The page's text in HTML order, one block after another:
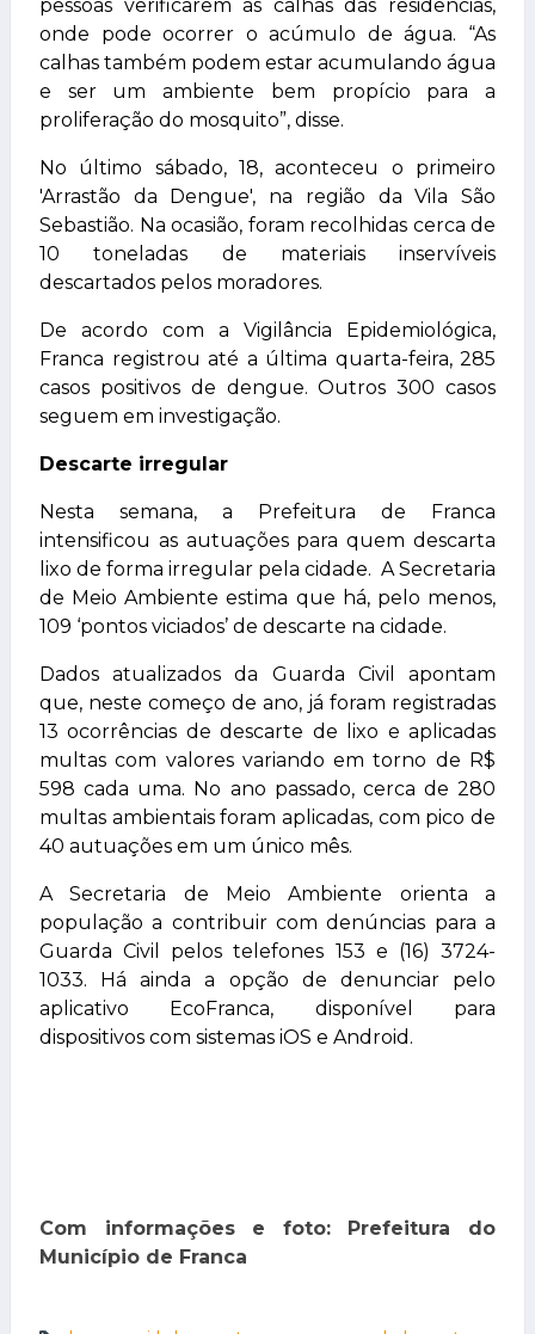
pessoas verificarem as calhas das residências,
onde pode ocorrer o acúmulo de água. “As
calhas também podem estar acumulando água
e ser um ambiente bem propício para a
proliferação do mosquito”, disse.
No último sábado, 18, aconteceu o primeiro
'Arrastão da Dengue', na região da Vila São
Sebastião. Na ocasião, foram recolhidas cerca de
10 toneladas de materiais inservíveis
descartados pelos moradores.
De acordo com a Vigilância Epidemiológica,
Franca registrou até a última quarta-feira, 285
casos positivos de dengue. Outros 300 casos
seguem em investigação.
Descarte irregular
Nesta semana, a Prefeitura de Franca
intensificou as autuações para quem descarta
lixo de forma irregular pela cidade. A Secretaria
de Meio Ambiente estima que há, pelo menos,
109 ‘pontos viciados’ de descarte na cidade.
Dados atualizados da Guarda Civil apontam
que, neste começo de ano, já foram registradas
13 ocorrências de descarte de lixo e aplicadas
multas com valores variando em torno de R$
598 cada uma. No ano passado, cerca de 280
multas ambientais foram aplicadas, com pico de
40 autuações em um único mês.
A Secretaria de Meio Ambiente orienta a
população a contribuir com denúncias para a
Guarda Civil pelos telefones 153 e (16) 3724-
1033. Há ainda a opção de denunciar pelo
aplicativo EcoFranca, disponível para
dispositivos com sistemas iOS e Android.
Com informações e foto: Prefeitura do
Município de Franca